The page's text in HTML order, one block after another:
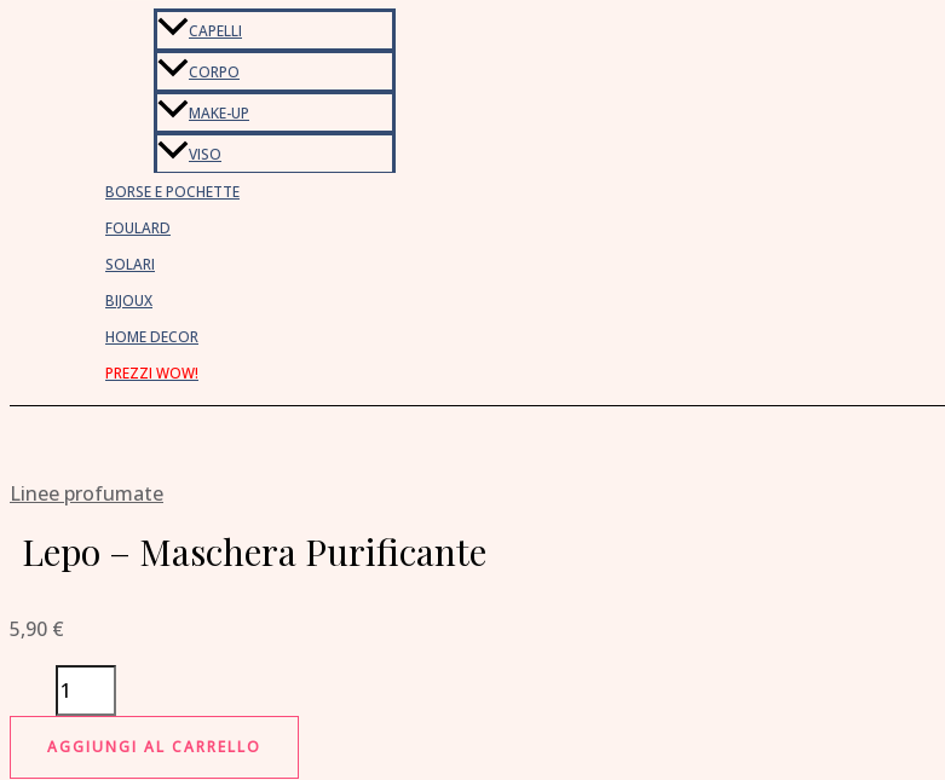
CAPELLI
CORPO
MAKE-UP
VISO
BORSE E POCHETTE
FOULARD
SOLARI
BIJOUX
HOME DECOR
PREZZI WOW!
Linee profumate
Lepo – Maschera Purificante
5,90 €
AGGIUNGI AL CARRELLO